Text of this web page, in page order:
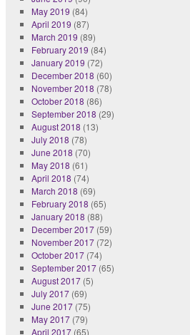
May 2019 (84)
April 2019 (87)
March 2019 (89)
February 2019 (84)
January 2019 (72)
December 2018 (60)
November 2018 (78)
October 2018 (86)
September 2018 (29)
August 2018 (13)
July 2018 (78)
June 2018 (70)
May 2018 (61)
April 2018 (74)
March 2018 (69)
February 2018 (65)
January 2018 (88)
December 2017(59)
November 2017(72)
October 2017(74)
September 2017(65)
August 2017(5)
July 2017(69)
June 2017(75)
May 2017(79)
April 2017(65)